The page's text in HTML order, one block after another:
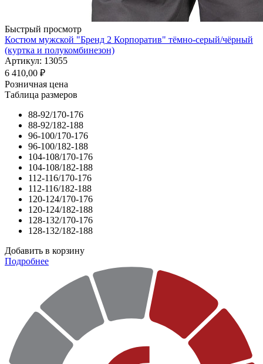
Быстрый просмотр
Костюм мужской "Бренд 2 Корпоратив" тёмно-серый/чёрный
(куртка и полукомбинезон)
Артикул: 13055
6 410,00 ₽
Розничная цена
Таблица размеров
88-92/170-176
88-92/182-188
96-100/170-176
96-100/182-188
104-108/170-176
104-108/182-188
112-116/170-176
112-116/182-188
120-124/170-176
120-124/182-188
128-132/170-176
128-132/182-188
Добавить в корзину
Подробнее